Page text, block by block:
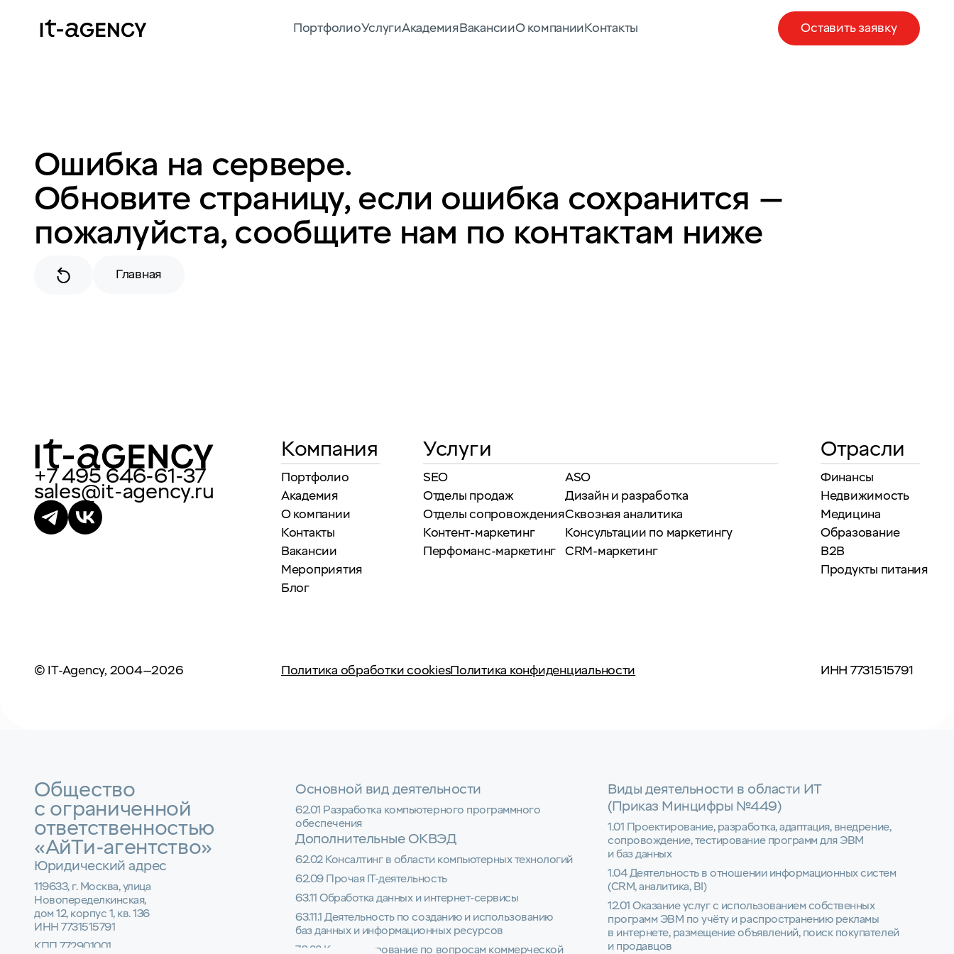
ПортфолиоУслугиАкадемияВакансииО компанииКонтакты Оставить заявку
Ошибка на сервере.
Обновите страницу, если ошибка сохранится —
пожалуйста, сообщите нам по контактам ниже
Главная
+7 495 646-61-37
sales@it-agency.ru
Компания
Портфолио
Академия
О компании
Контакты
Вакансии
Мероприятия
Блог
Услуги
SEO
Отделы продаж
Отделы сопровождения
Контент-маркетинг
Перфоманс-маркетинг
ASO
Дизайн и разработка
Сквозная аналитика
Консультации по маркетингу
CRM-маркетинг
Отрасли
Финансы
Недвижимость
Медицина
Образование
B2B
Продукты питания
© IT-Agency, 2004—2026 Политика обработки cookiesПолитика конфиденциальности ИНН 7731515791
Общество
с ограниченной
ответственностью
«АйТи-агентство»
Юридический адрес
119633, г. Москва, улица
Новопеределкинская,
дом 12, корпус 1, кв. 136
ИНН 7731515791
КПП 772901001
Основной вид деятельности
62.01 Разработка компьютерного программного
обеспечения
Дополнительные ОКВЭД
62.02 Консалтинг в области компьютерных технологий
62.09 Прочая IT-деятельность
63.11 Обработка данных и интернет-сервисы
63.11.1 Деятельность по созданию и использованию
баз данных и информационных ресурсов
70.22 Консультирование по вопросам коммерческой
Виды деятельности в области ИТ
(Приказ Минцифры №449)
1.01 Проектирование, разработка, адаптация, внедрение,
сопровождение, тестирование программ для ЭВМ
и баз данных
1.04 Деятельность в отношении информационных систем
(CRM, аналитика, BI)
12.01 Оказание услуг с использованием собственных
программ ЭВМ по учёту и распространению рекламы
в интернете, размещение объявлений, поиск покупателей
и продавцов